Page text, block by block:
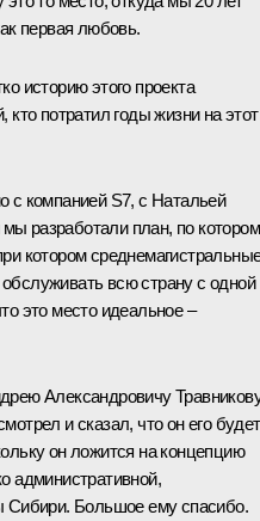
первая любовь.
историю этого проекта
кто потратил годы жизни на этот
с компанией S7, с Натальей
разработали план, по
котором
всю страну с одной
это место идеальное –
Александровичу
и сказал, что он его будет
он ложится на концепцию
административной,
Сибири. Большое ему спасибо.